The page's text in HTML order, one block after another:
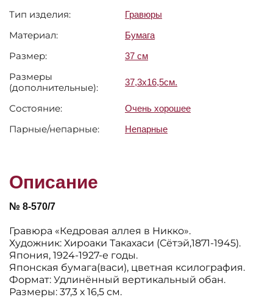
Тип изделия: Гравюры
Материал: Бумага
Размер: 37 см
Размеры
(дополнительные):
37,3х16,5см.
Состояние: Очень хорошее
Парные/непарные: Непарные
Описание
№ 8-570/7
Гравюра «Кедровая аллея в Никко».
Художник: Хироаки Такахаси (Сётэй,1871-1945).
Япония, 1924-1927-е годы.
Японская бумага(васи), цветная ксилография.
Формат: Удлинённый вертикальный обан.
Размеры: 37,3 х 16,5 см.